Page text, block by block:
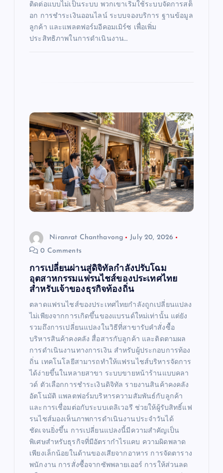
ติดต่อแบบไม่เป็นระบบ พวกเขาเริ่มใช้ระบบจัดการสต็
อก การชำระเงินออนไลน์ ระบบจองบริการ ฐานข้อมูล
ลูกค้า และแพลตฟอร์มอีคอมเมิร์ซ เพื่อเพิ่ม
ประสิทธิภาพในการดำเนินงาน…
Niranrat Chanthavong
July 20, 2026
0 Comments
การเปลี่ยนผ่านสู่ดิจิทัลกำลังปรับโฉม
อุตสาหกรรมแฟรนไชส์ของประเทศไทย
สำหรับเจ้าของธุรกิจท้องถิ่น
ตลาดแฟรนไชส์ของประเทศไทยกำลังถูกเปลี่ยนแปลง
ไม่เพียงจากการเกิดขึ้นของแบรนด์ใหม่เท่านั้น แต่ยัง
รวมถึงการเปลี่ยนแปลงในวิธีที่สาขารับคำสั่งซื้อ
บริหารสินค้าคงคลัง สื่อสารกับลูกค้า และติดตามผล
การดำเนินงานทางการเงิน สำหรับผู้ประกอบการท้อง
ถิ่น เทคโนโลยีสามารถทำให้แฟรนไชส์บริหารจัดการ
ได้ง่ายขึ้นในหลายสาขา ระบบขายหน้าร้านแบบคลา
วด์ ตัวเลือกการชำระเงินดิจิทัล รายงานสินค้าคงคลัง
อัตโนมัติ แพลตฟอร์มบริหารความสัมพันธ์กับลูกค้า
และการเชื่อมต่อกับระบบเดลิเวอรี ช่วยให้ผู้รับสิทธิ์แฟ
รนไชส์มองเห็นภาพการดำเนินงานประจำวันได้
ชัดเจนยิ่งขึ้น การเปลี่ยนแปลงนี้มีความสำคัญเป็น
พิเศษสำหรับธุรกิจที่มีอัตรากำไรแคบ ความผิดพลาด
เพียงเล็กน้อยในด้านของเสียจากอาหาร การจัดตาราง
พนักงาน การสั่งซื้อจากซัพพลายเออร์ การให้ส่วนลด